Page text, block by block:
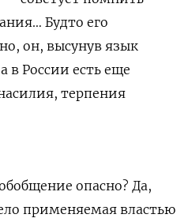
Будто его
он, высунув язык
в России есть еще
терпения
опасно? Да,
применяемая властью